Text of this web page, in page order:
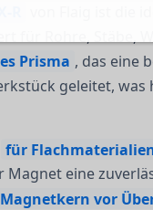
für Rohre, Stäbe,
Prisma , das eine
geleitet,
für
eine
Magnetkern vor